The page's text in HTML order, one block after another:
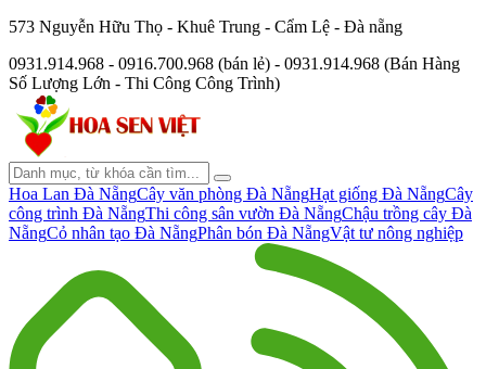
573 Nguyễn Hữu Thọ - Khuê Trung - Cẩm Lệ - Đà nẵng
0931.914.968 - 0916.700.968 (bán lẻ) - 0931.914.968 (Bán Hàng
Số Lượng Lớn - Thi Công Công Trình)
Hoa Lan Đà NẵngCây văn phòng Đà NẵngHạt giống Đà NẵngCây
công trình Đà NẵngThi công sân vườn Đà NẵngChậu trồng cây Đà
NẵngCỏ nhân tạo Đà NẵngPhân bón Đà NẵngVật tư nông nghiệp